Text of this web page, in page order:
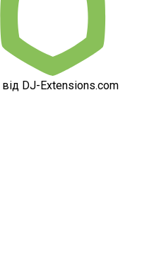
від DJ-Extensions.com